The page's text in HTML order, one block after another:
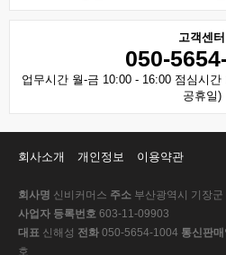
고객센터
050-
업무시간 월-금 10:00 - 16:00 점심시
공휴일)
회사소개 개인정보 이용약관
회사명 신비커머스 주소 부산광역시 기장
사업자 등록번호 603-11-09903
대표 신해성 전화 050-5654-1004 통신판
호